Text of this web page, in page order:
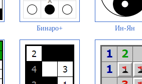
Бинаро+ Ин-Ян